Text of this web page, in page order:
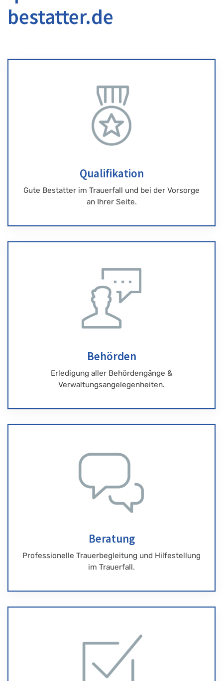
bestatter.de
Qualifikation
Gute Bestatter im Trauerfall und bei der Vorsorge
an Ihrer Seite.
Behörden
Erledigung aller Behördengänge &
Verwaltungsangelegenheiten.
Beratung
Professionelle Trauerbegleitung und Hilfestellung
im Trauerfall.